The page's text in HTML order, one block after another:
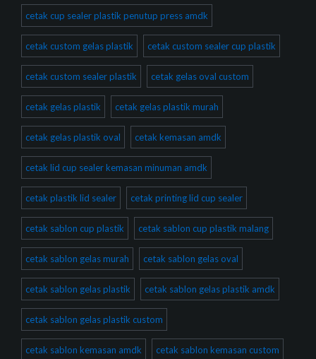
cetak cup sealer plastik penutup press amdk
cetak custom gelas plastik cetak custom sealer cup plastik
cetak custom sealer plastik cetak gelas oval custom
cetak gelas plastik cetak gelas plastik murah
cetak gelas plastik oval cetak kemasan amdk
cetak lid cup sealer kemasan minuman amdk
cetak plastik lid sealer cetak printing lid cup sealer
cetak sablon cup plastik cetak sablon cup plastik malang
cetak sablon gelas murah cetak sablon gelas oval
cetak sablon gelas plastik cetak sablon gelas plastik amdk
cetak sablon gelas plastik custom
cetak sablon kemasan amdk cetak sablon kemasan custom